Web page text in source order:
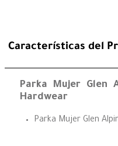
Características del
Parka Mujer Glen
Hardwear
Parka Mujer Glen